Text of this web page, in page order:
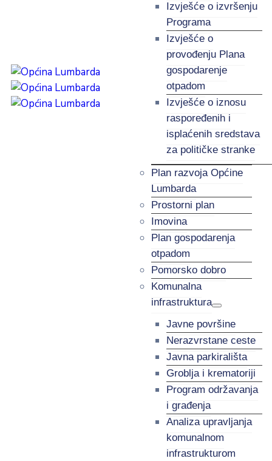
Izvješće o izvršenju
Programa
Izvješće o
provođenju Plana
gospodarenje
otpadom
Izvješće o iznosu
raspoređenih i
isplaćenih sredstava
za političke stranke
Plan razvoja Općine
Lumbarda
Prostorni plan
Imovina
Plan gospodarenja
otpadom
Pomorsko dobro
Komunalna
infrastruktura
Javne površine
Nerazvrstane ceste
Javna parkirališta
Groblja i krematoriji
Program održavanja
i građenja
Analiza upravljanja
komunalnom
infrastrukturom